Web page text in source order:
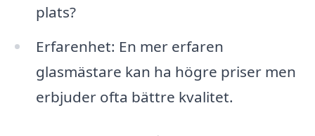
plats?
Erfarenhet: En mer erfaren
glasmästare kan ha högre priser men
erbjuder ofta bättre kvalitet.